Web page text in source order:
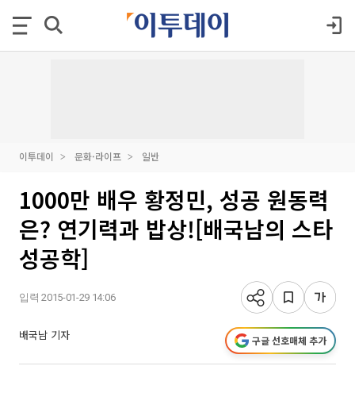
이투데이 문화·라이프 일반
1000만 배우 황정민, 성공 원동력
은? 연기력과 밥상![배국남의 스타
성공학]
입력 2015-01-29 14:06
배국남 기자 구글 선호매체 추가